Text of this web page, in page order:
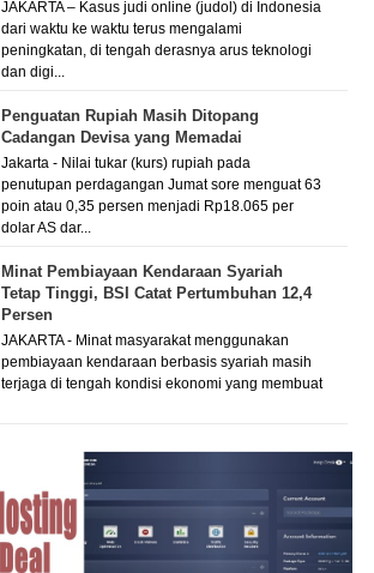
JAKARTA – Kasus judi online (judol) di Indonesia
dari waktu ke waktu terus mengalami
peningkatan, di tengah derasnya arus teknologi
dan digi...
Penguatan Rupiah Masih Ditopang
Cadangan Devisa yang Memadai
Jakarta - Nilai tukar (kurs) rupiah pada
penutupan perdagangan Jumat sore menguat 63
poin atau 0,35 persen menjadi Rp18.065 per
dolar AS dar...
Minat Pembiayaan Kendaraan Syariah
Tetap Tinggi, BSI Catat Pertumbuhan 12,4
Persen
JAKARTA - Minat masyarakat menggunakan
pembiayaan kendaraan berbasis syariah masih
terjaga di tengah kondisi ekonomi yang membuat